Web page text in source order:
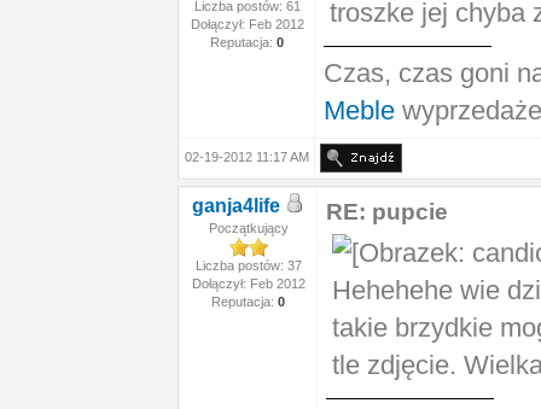
Liczba postów: 61
Dołączył: Feb 2012
Reputacja: 0
troszke jej chyba
Czas, czas goni
Meble
02-19-2012 11:17 AM
ganja4life
Początkujący
Liczba postów: 37
Dołączył: Feb 2012
Reputacja: 0
RE: pupcie
Hehehehe wie
takie brzydkie
tle zdjęcie.